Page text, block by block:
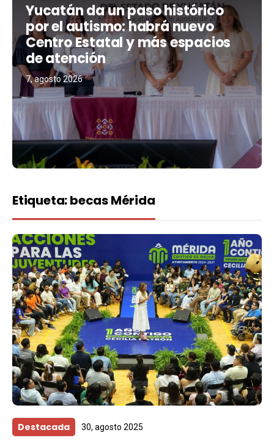
Yucatán da un paso histórico
por el autismo: habrá nuevo
Centro Estatal y más espacios
de atención
7, agosto 2026
Etiqueta:becas Mérida
Destacada 30, agosto 2025